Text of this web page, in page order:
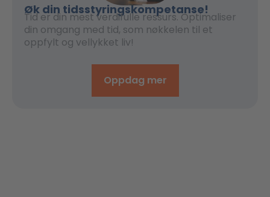
Øk din tidsstyringskompetanse!
Tid er din mest verdifulle ressurs. Optimaliser
din omgang med tid, som nøkkelen til et
oppfylt og vellykket liv!
Oppdag mer